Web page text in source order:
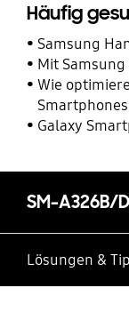
Häufig
Samsung
Mit
Wie
Galaxy
SM-A326B/
Lösungen &